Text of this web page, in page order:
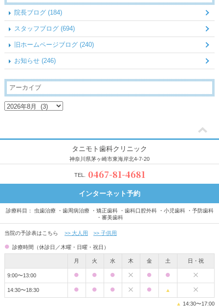
院長ブログ (184)
スタッフブログ (694)
旧ホームページブログ (240)
お知らせ (246)
アーカイブ
タニモト歯科クリニック
神奈川県茅ヶ崎市東海岸北4-7-20
TEL. 0467-81-4681
インターネット予約
診療科目 虫歯治療 歯周病治療 矯正歯科 歯科口腔外科 小児歯科
予防歯科
審美歯科
当院の予診表はこちら >> 大人用 >> 子供用
診療時間（休診日／木曜・日曜・祝日）
月 火 水 木 金 土 日・祝
9:00〜13:00
14:30〜18:30 ▲
▲ 14:30〜17:00